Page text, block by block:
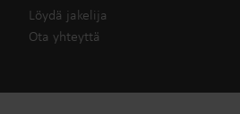
Löydä jakelija
Ota yhteyttä